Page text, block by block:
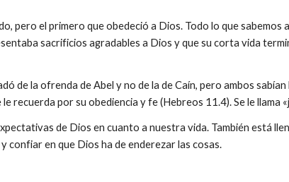
pero el primero que obedeció a Dios. Todo lo que sabemos
sacrificios agradables a Dios y que su corta vida
de la ofrenda de Abel y no de la de Caín, pero ambos
recuerda por su obediencia y fe (Hebreos 11.4). Se le llama
de Dios en cuanto a nuestra vida. También está
confiar en que Dios ha de enderezar las cosas.